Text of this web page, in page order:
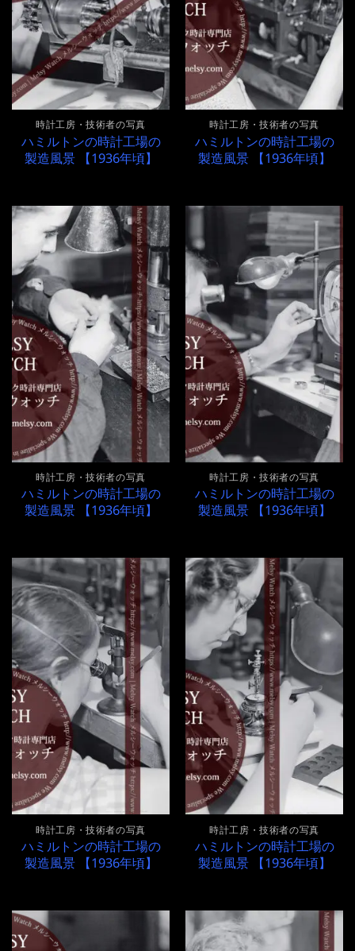
時計工房・技術者の写真
ハミルトンの時計工場の
製造風景 【1936年頃】
時計工房・技術者の写真
ハミルトンの時計工場の
製造風景 【1936年頃】
時計工房・技術者の写真
ハミルトンの時計工場の
製造風景 【1936年頃】
時計工房・技術者の写真
ハミルトンの時計工場の
製造風景 【1936年頃】
時計工房・技術者の写真
ハミルトンの時計工場の
製造風景 【1936年頃】
時計工房・技術者の写真
ハミルトンの時計工場の
製造風景 【1936年頃】